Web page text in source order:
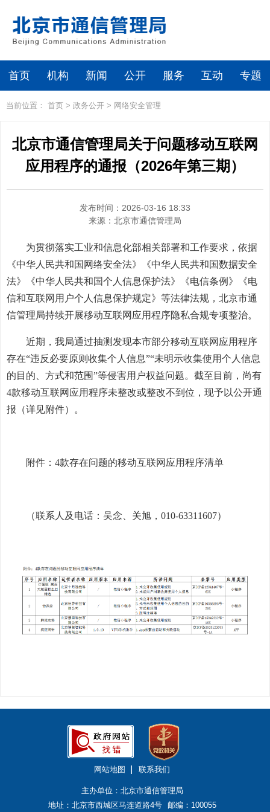
首页 机构 新闻 公开 服务 互动 专题
当前位置： 首页 > 政务公开 > 网络安全管理
北京市通信管理局关于问题移动互联网
应用程序的通报（2026年第三期）
发布时间：2026-03-16 18:33
来源： 北京市通信管理局
为贯彻落实工业和信息化部相关部署和工作要求，依据
《中华人民共和国网络安全法》《中华人民共和国数据安全
法》《中华人民共和国个人信息保护法》《电信条例》《电
信和互联网用户个人信息保护规定》等法律法规，北京市通
信管理局持续开展移动互联网应用程序隐私合规专项整治。
近期，我局通过抽测发现本市部分移动互联网应用程序
存在“违反必要原则收集个人信息”“未明示收集使用个人信息
的目的、方式和范围”等侵害用户权益问题。截至目前，尚有
4款移动互联网应用程序未整改或整改不到位，现予以公开通
报（详见附件）。
附件：4款存在问题的移动互联网应用程序清单
（联系人及电话：吴念、关旭，010-63311607）
网站地图 联系我们
主办单位：北京市通信管理局
地址：北京市西城区马连道路4号 邮编：100055